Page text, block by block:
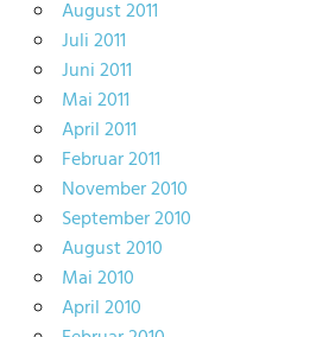
August 2011
Juli 2011
Juni 2011
Mai 2011
April 2011
Februar 2011
November 2010
September 2010
August 2010
Mai 2010
April 2010